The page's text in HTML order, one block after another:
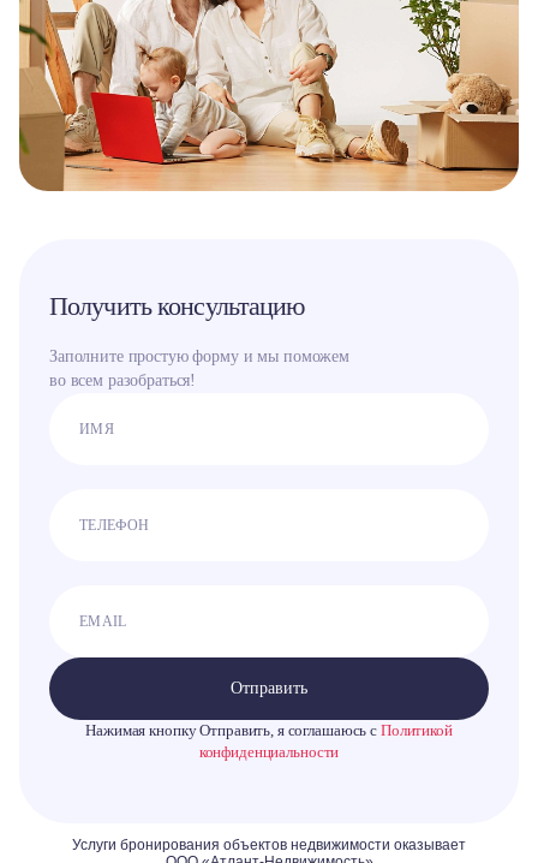
Получить консультацию
Заполните простую форму и мы поможем
во всем разобраться!
Отправить
Нажимая кнопку Отправить, я соглашаюсь с Политикой
конфиденциальности